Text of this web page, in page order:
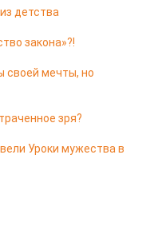
детства
закона»?!
своей мечты, но
зря?
Уроки мужества в